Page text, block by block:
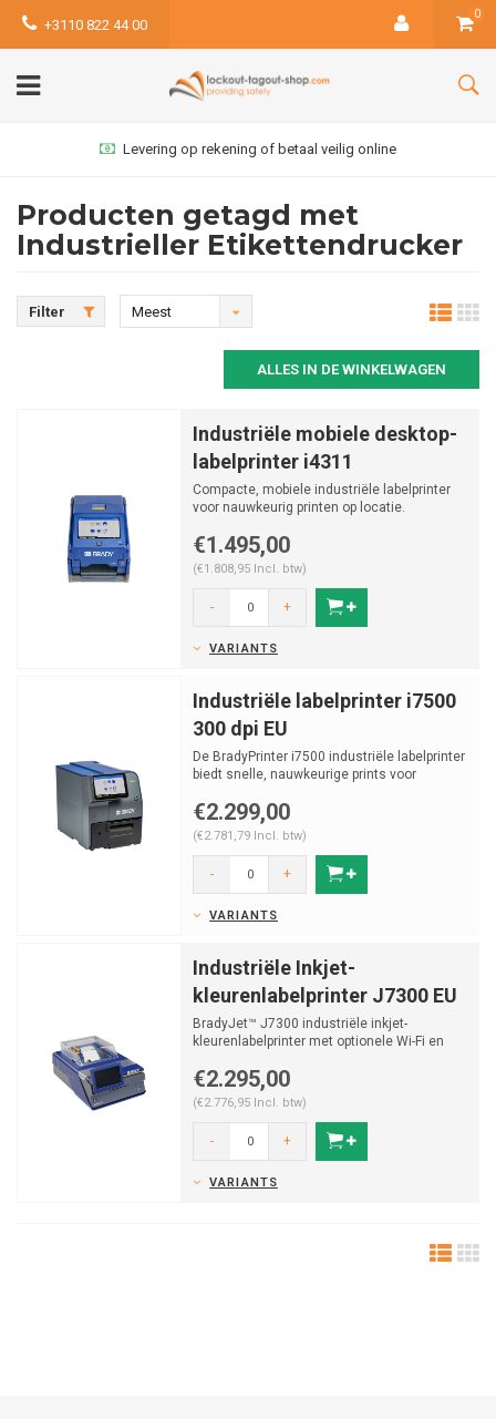
+3110 822 44 00
0
Levering op rekening of betaal veilig online
Producten getagd met
Industrieller Etikettendrucker
Filter
Meest
ALLES IN DE WINKELWAGEN
Industriële mobiele desktop-
labelprinter i4311
Compacte, mobiele industriële labelprinter
voor nauwkeurig printen op locatie.
€1.495,00
(€1.808,95 Incl. btw)
- +
VARIANTS
Industriële labelprinter i7500
300 dpi EU
De BradyPrinter i7500 industriële labelprinter
biedt snelle, nauwkeurige prints voor
€2.299,00
(€2.781,79 Incl. btw)
- +
VARIANTS
Industriële Inkjet-
kleurenlabelprinter J7300 EU
BradyJet™ J7300 industriële inkjet-
kleurenlabelprinter met optionele Wi-Fi en
€2.295,00
(€2.776,95 Incl. btw)
- +
VARIANTS